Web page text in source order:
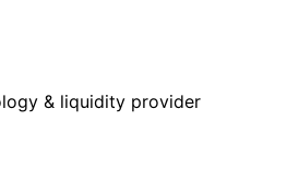
& liquidity provider